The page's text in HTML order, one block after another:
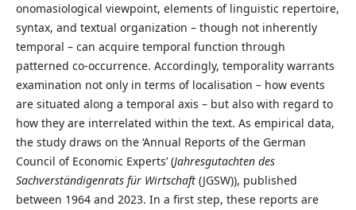
onomasiological viewpoint, elements of linguistic repertoire,
syntax, and textual organization – though not inherently
temporal – can acquire temporal function through
patterned co-occurrence. Accordingly, temporality warrants
examination not only in terms of localisation – how events
are situated along a temporal axis – but also with regard to
how they are interrelated within the text. As empirical data,
the study draws on the ‘Annual Reports of the German
Council of Economic Experts’ (Jahresgutachten des
Sachverständigenrats für Wirtschaft(JGSW)), published
between 1964 and 2023. In a first step, these reports are